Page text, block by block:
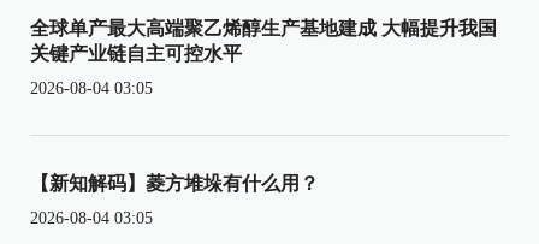
全球单产最大高端聚乙烯醇生产基地建成 大幅提升我国
关键产业链自主可控水平
2026-08-04 03:05
【新知解码】菱方堆垛有什么用？
2026-08-04 03:05